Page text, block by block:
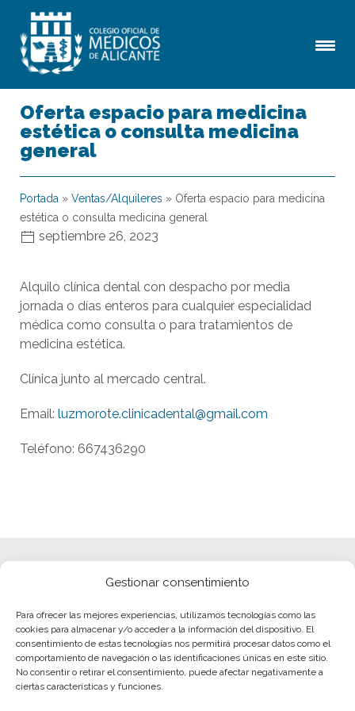
Gestionar consentimiento
Para ofrecer las mejores experiencias, utilizamos tecnologías como las
cookies para almacenar y/o acceder a la información del dispositivo. El
consentimiento de estas tecnologías nos permitirá procesar datos como el
comportamiento de navegación o las identificaciones únicas en este sitio.
No consentir o retirar el consentimiento, puede afectar negativamente a
ciertas características y funciones.
Oferta espacio para medicina
estética o consulta medicina
general
Portada » Ventas/Alquileres » Oferta espacio para medicina
estética o consulta medicina general
septiembre 26, 2023
Alquilo clínica dental con despacho por media
jornada o días enteros para cualquier especialidad
médica como consulta o para tratamientos de
medicina estética.
Clínica junto al mercado central.
Email: luzmorote.clinicadental@gmail.com
Teléfono: 667436290